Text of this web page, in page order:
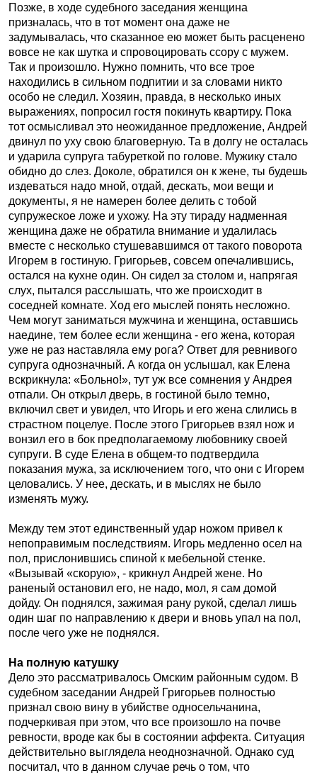
Позже, в ходе судебного заседания женщина
призналась, что в тот момент она даже не
задумывалась, что сказанное ею может быть расценено
вовсе не как шутка и спровоцировать ссору с мужем.
Так и произошло. Нужно помнить, что все трое
находились в сильном подпитии и за словами никто
особо не следил. Хозяин, правда, в несколько иных
выражениях, попросил гостя покинуть квартиру. Пока
тот осмысливал это неожиданное предложение, Андрей
двинул по уху свою благоверную. Та в долгу не осталась
и ударила супруга табуреткой по голове. Мужику стало
обидно до слез. Доколе, обратился он к жене, ты будешь
издеваться надо мной, отдай, дескать, мои вещи и
документы, я не намерен более делить с тобой
супружеское ложе и ухожу. На эту тираду надменная
женщина даже не обратила внимание и удалилась
вместе с несколько стушевавшимся от такого поворота
Игорем в гостиную. Григорьев, совсем опечалившись,
остался на кухне один. Он сидел за столом и, напрягая
слух, пытался расслышать, что же происходит в
соседней комнате. Ход его мыслей понять несложно.
Чем могут заниматься мужчина и женщина, оставшись
наедине, тем более если женщина - его жена, которая
уже не раз наставляла ему рога? Ответ для ревнивого
супруга однозначный. А когда он услышал, как Елена
вскрикнула: «Больно!», тут уж все сомнения у Андрея
отпали. Он открыл дверь, в гостиной было темно,
включил свет и увидел, что Игорь и его жена слились в
страстном поцелуе. После этого Григорьев взял нож и
вонзил его в бок предполагаемому любовнику своей
супруги. В суде Елена в общем-то подтвердила
показания мужа, за исключением того, что они с Игорем
целовались. У нее, дескать, и в мыслях не было
изменять мужу.
Между тем этот единственный удар ножом привел к
непоправимым последствиям. Игорь медленно осел на
пол, прислонившись спиной к мебельной стенке.
«Вызывай «скорую», - крикнул Андрей жене. Но
раненый остановил его, не надо, мол, я сам домой
дойду. Он поднялся, зажимая рану рукой, сделал лишь
один шаг по направлению к двери и вновь упал на пол,
после чего уже не поднялся.
На полную катушку
Дело это рассматривалось Омским районным судом. В
судебном заседании Андрей Григорьев полностью
признал свою вину в убийстве односельчанина,
подчеркивая при этом, что все произошло на почве
ревности, вроде как бы в состоянии аффекта. Ситуация
действительно выглядела неоднозначной. Однако суд
посчитал, что в данном случае речь о том, что